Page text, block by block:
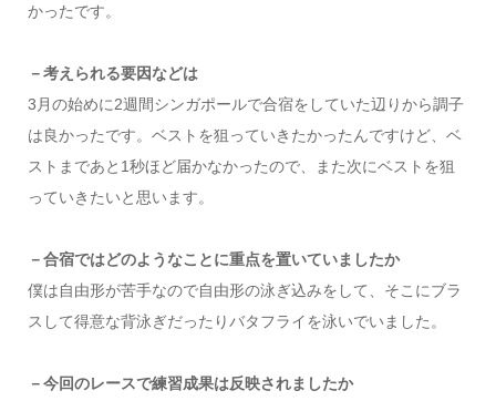
かったです。
－考えられる要因などは
3月の始めに2週間シンガポールで合宿をしていた辺りから調子
は良かったです。ベストを狙っていきたかったんですけど、ベ
ストまであと1秒ほど届かなかったので、また次にベストを狙
っていきたいと思います。
－合宿ではどのようなことに重点を置いていましたか
僕は自由形が苦手なので自由形の泳ぎ込みをして、そこにブラ
スして得意な背泳ぎだったりバタフライを泳いでいました。
－今回のレースで練習成果は反映されましたか